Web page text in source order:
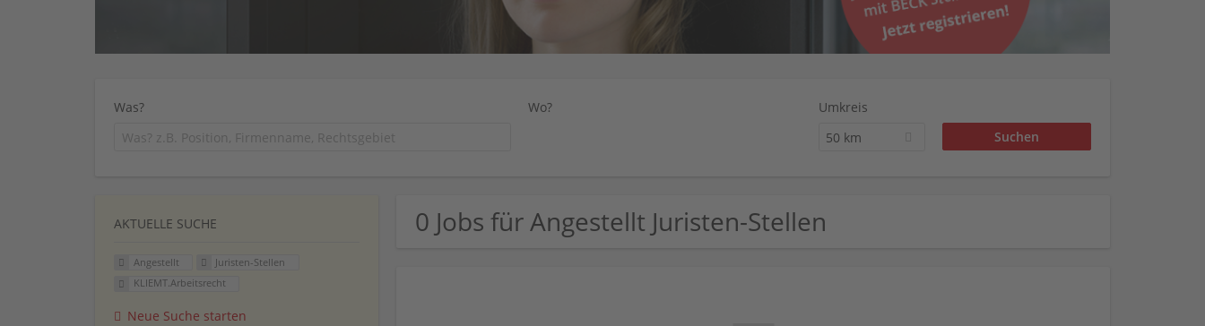
Was? Wo?
Umkreis
50 km
0 Jobs für Angestellt Juristen-Stellen
AKTUELLE SUCHE
Angestellt
Juristen-Stellen
KLIEMT.Arbeitsrecht
Neue Suche starten